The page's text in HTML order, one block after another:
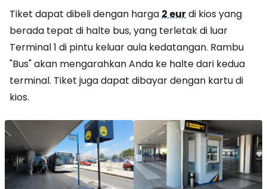
Tiket dapat dibeli dengan harga2 eurdi kios yang
berada tepat di halte bus, yang terletak di luar
Terminal 1 di pintu keluar aula kedatangan. Rambu
"Bus" akan mengarahkan Anda ke halte dari kedua
terminal. Tiket juga dapat dibayar dengan kartu di
kios.